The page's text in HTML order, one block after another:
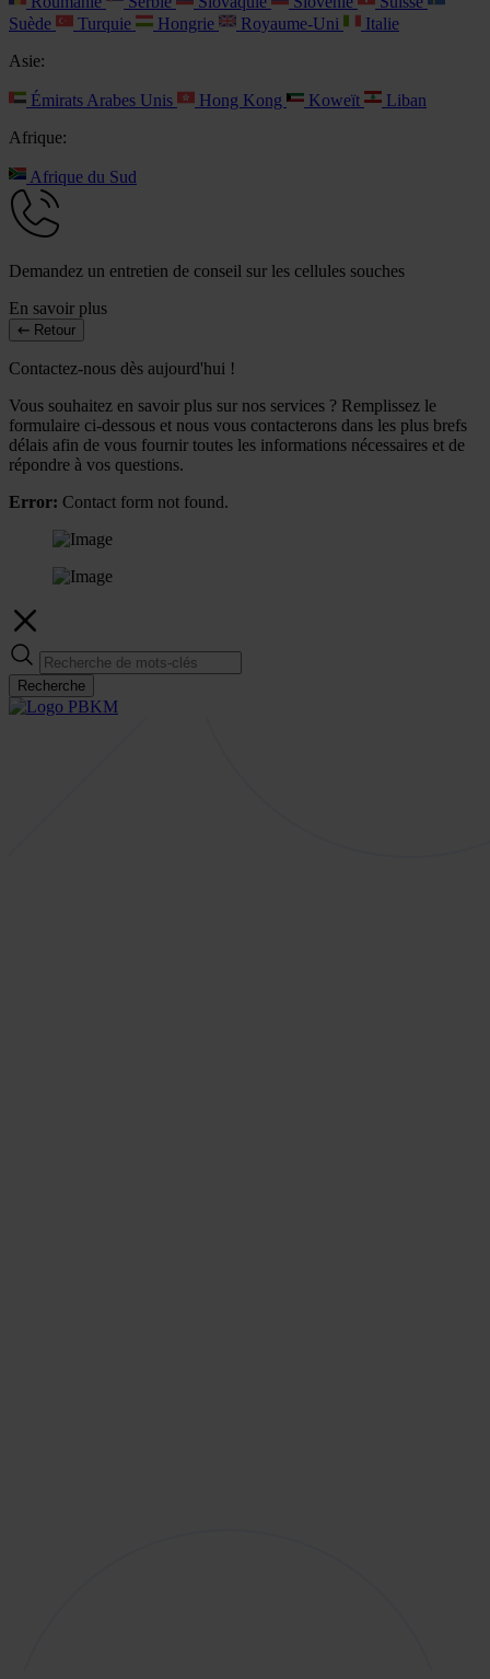
Suède
Turquie Hongrie Royaume-Uni
Italie
Asie:
Émirats Arabes Unis Hong Kong Koweït
Liban
Afrique:
Afrique du Sud
Demandez un entretien de conseil sur les cellules souches
En savoir plus
Retour
Contactez-nous dès aujourd'hui !
Vous souhaitez en savoir plus sur nos services ? Remplissez le
formulaire ci-dessous et nous vous contacterons dans les plus brefs
délais afin de vous fournir toutes les informations nécessaires et de
répondre à vos questions.
Error: Contact form not found.
Recherche